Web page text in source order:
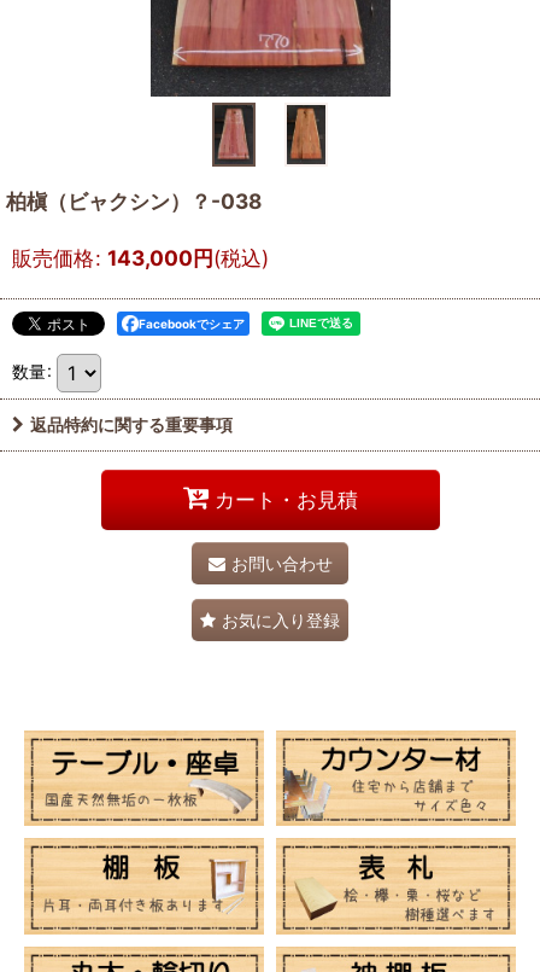
柏槇（ビャクシン）？-038
販売価格: 143,000円(税込)
Facebookでシェア
数量:
返品特約に関する重要事項
カート・お見積
お問い合わせ
お気に入り登録